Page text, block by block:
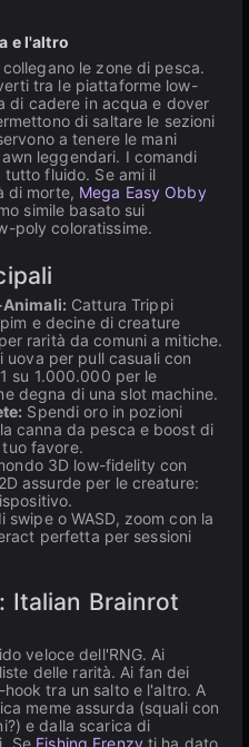
e l'altro
le zone di pesca.
tra le piattaforme low-
di cadere in acqua e dover
di saltare le sezioni
a tenere le mani
leggendari. I comandi
fluido. Se ami il
di morte, Mega Easy Obby
simile basato sui
poly coloratissime.
Cattura Trippi
e decine di creature
rarità da comuni a mitiche.
uova per pull casuali con
su 1.000.000 per le
degna di una slot machine.
Spendi oro in pozioni
canna da pesca e boost di
favore.
3D low-fidelity con
assurde per le creature:
swipe o WASD, zoom con la
perfetta per sessioni
Italian Brainrot
veloce dell'RNG. Ai
delle rarità. Ai fan dei
tra un salto e l'altro. A
meme assurda (squali con
e dalla scarica di
Se Fishing Frenzyti ha dato